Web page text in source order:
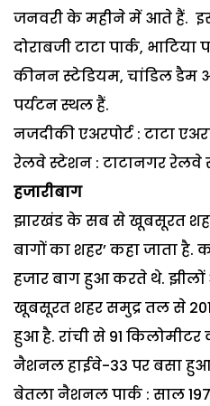
जनवरी के महीने में आते हैं.
दोराबजी टाटा पार्क,
कीनन स्टेडियम, चांडिल डैम
पर्यटन स्थल हैं.
नजदीकी एअरपोर्ट : टाटा
रेलवे स्टेशन : टाटानगर रेलवे
हजारीबाग
झारखंड के सब से खूबसूरत शहर
बागों का शहर’ कहा जाता है.
हजार बाग हुआ करते थे. झीलों
खूबसूरत शहर समुद्र तल से
हुआ है. रांची से 91 किलोमीटर
नैशनल हाईवे-33 पर बसा
बेतला नैशनल पार्क : साल